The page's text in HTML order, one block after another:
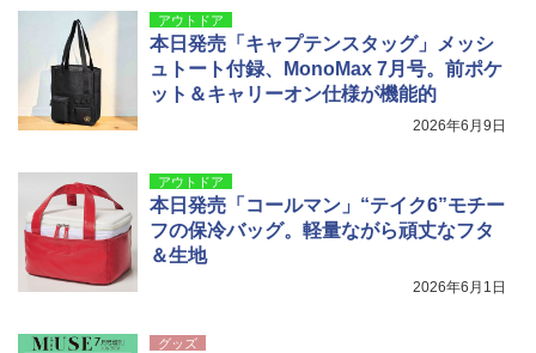
アウトドア
本日発売「キャプテンスタッグ」メッシ
ュトート付録、MonoMax 7月号。前ポケ
ット＆キャリーオン仕様が機能的
2026年6月9日
アウトドア
本日発売「コールマン」“テイク6”モチー
フの保冷バッグ。軽量ながら頑丈なフタ
＆生地
2026年6月1日
グッズ